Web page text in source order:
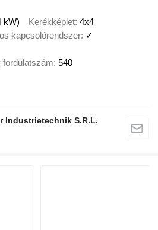
kW) Kerékképlet 4x4
kapcsolórendszer ✓
fordulatszám 540
Industrietechnik S.R.L.